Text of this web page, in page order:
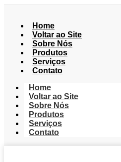
Home
Voltar ao Site
Sobre Nós
Produtos
Serviços
Contato
Home
Voltar ao Site
Sobre Nós
Produtos
Serviços
Contato